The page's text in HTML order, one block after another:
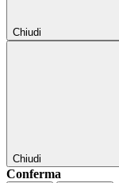
Chiudi
Chiudi
Conferma